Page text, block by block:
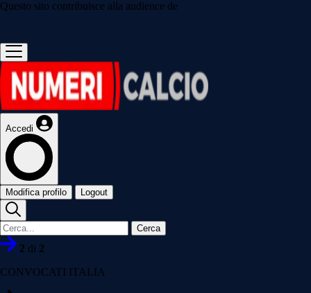
Questo sito contribuisce alla audience de
Accedi
Modifica profilo Logout
Cerca
2 di 2
CONVOCATI ITALIA